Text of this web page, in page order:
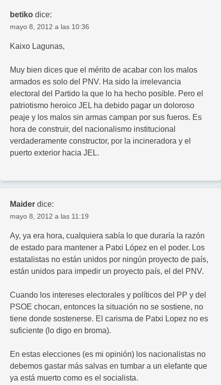
betiko dice:
mayo 8, 2012 a las 10:36
Kaixo Lagunas,
Muy bien dices que el mérito de acabar con los malos
armados es solo del PNV. Ha sido la irrelevancia
electoral del Partido la que lo ha hecho posible. Pero el
patriotismo heroico JEL ha debido pagar un doloroso
peaje y los malos sin armas campan por sus fueros. Es
hora de construir, del nacionalismo institucional
verdaderamente constructor, por la incineradora y el
puerto exterior hacia JEL.
Maider dice:
mayo 8, 2012 a las 11:19
Ay, ya era hora, cualquiera sabía lo que duraría la razón
de estado para mantener a Patxi López en el poder. Los
estatalistas no están unidos por ningún proyecto de país,
están unidos para impedir un proyecto país, el del PNV.
Cuando los intereses electorales y políticos del PP y del
PSOE chocan, entonces la situación no se sostiene, no
tiene donde sostenerse. El carisma de Patxi Lopez no es
suficiente (lo digo en broma).
En estas elecciones (es mi opinión) los nacionalistas no
debemos gastar más salvas en tumbar a un elefante que
ya está muerto como es el socialista.